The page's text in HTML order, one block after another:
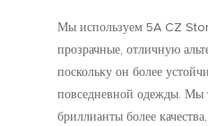
Мы используем 5A CZ
прозрачные, отличную
поскольку он более
повседневной одежды. Мы
бриллианты более